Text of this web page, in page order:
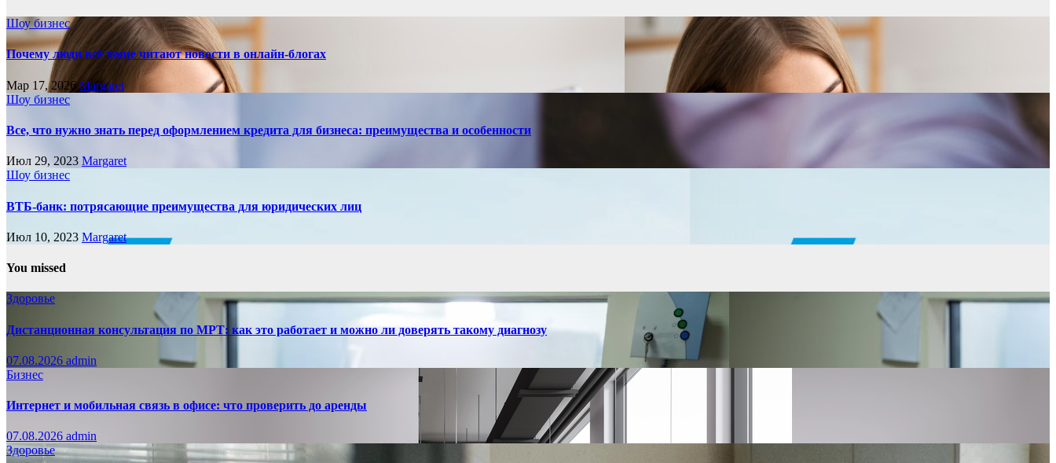
Шоу бизнес
Почему люди всё чаще читают новости в онлайн-блогах
Мар 17, 2026Margaret
Шоу бизнес
Все, что нужно знать перед оформлением кредита для бизнеса: преимущества и особенности
Июл 29, 2023 Margaret
Шоу бизнес
ВТБ-банк: потрясающие преимущества для юридических лиц
Июл 10, 2023 Margaret
You missed
Здоровье
Дистанционная консультация по МРТ: как это работает и можно ли доверять такому диагнозу
07.08.2026 admin
Бизнес
Интернет и мобильная связь в офисе: что проверить до аренды
07.08.2026 admin
Здоровье